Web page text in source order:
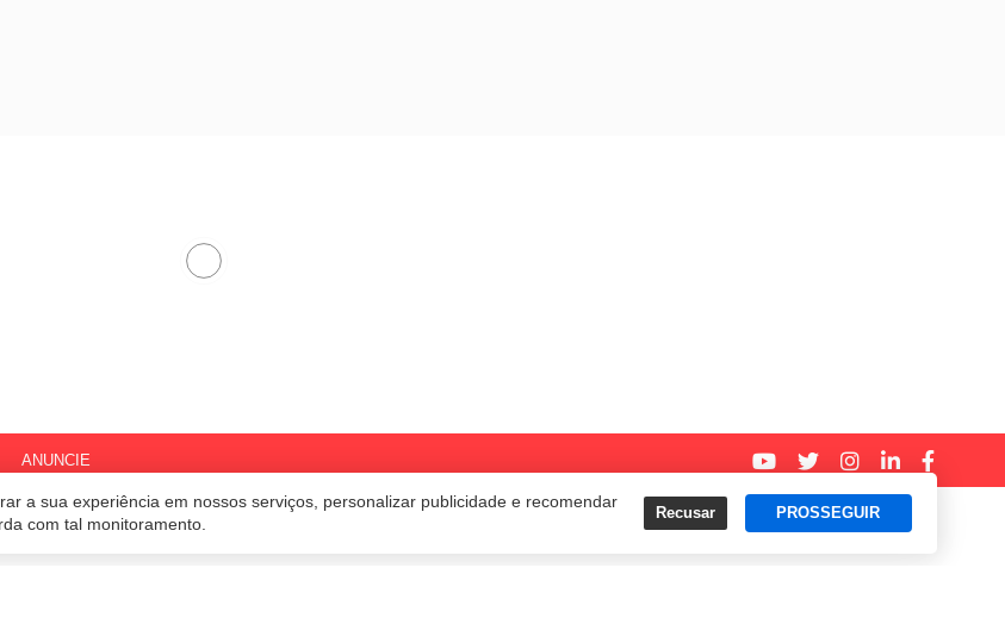
a sua experiência em nossos serviços, personalizar publicidade e recomendar
com tal monitoramento.
Recusar PROSSEGUIR
ANUNCIE
Termos e Políticas de Uso Privacidade